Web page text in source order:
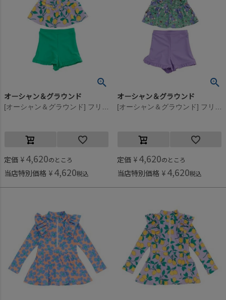
オーシャン＆グラウンド
定価 ¥ 4,620のところ
当店特別価格 ¥ 4,620税込
オーシャン＆グラウンド
定価 ¥ 4,620のところ
当店特別価格 ¥ 4,620税込